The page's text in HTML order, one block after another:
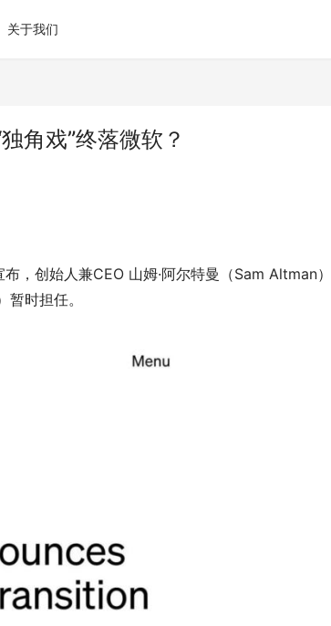
关于我们
角戏”终落微软？
，创始人兼CEO 山姆·阿尔特曼（Sam Altman
时担任。